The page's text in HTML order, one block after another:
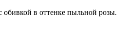
в оттенке пыльной розы.